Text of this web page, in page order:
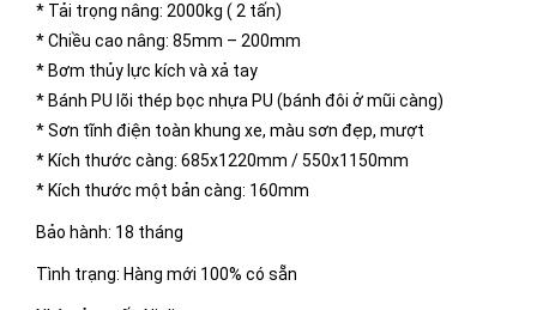
* Tải trọng nâng: 2000kg ( 2 tấn)
* Chiều cao nâng: 85mm – 200mm
* Bơm thủy lực kích và xả tay
* Bánh PU lõi thép bọc nhựa PU (bánh đôi ở mũi càng)
* Sơn tĩnh điện toàn khung xe, màu sơn đẹp, mượt
* Kích thước càng: 685x1220mm / 550x1150mm
* Kích thước một bản càng: 160mm
Bảo hành: 18 tháng
Tình trạng: Hàng mới 100% có sẵn